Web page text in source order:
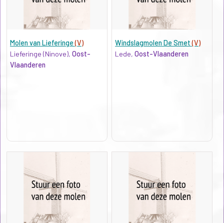
Molen van Lieferinge(V)
Lieferinge (Ninove), Oost-
Vlaanderen
Windslagmolen De Smet(V)
Lede,Oost-Vlaanderen